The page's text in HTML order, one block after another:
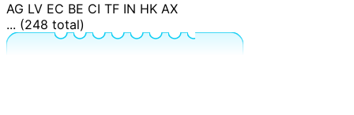
AG LV EC BE CI TF IN HK AX
... (248 total)